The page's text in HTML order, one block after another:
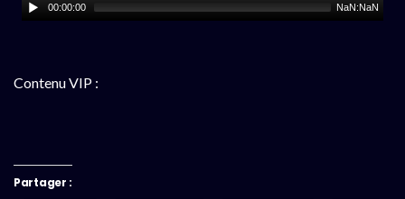
00:00:00 NaN:NaN
Contenu VIP :
Partager :